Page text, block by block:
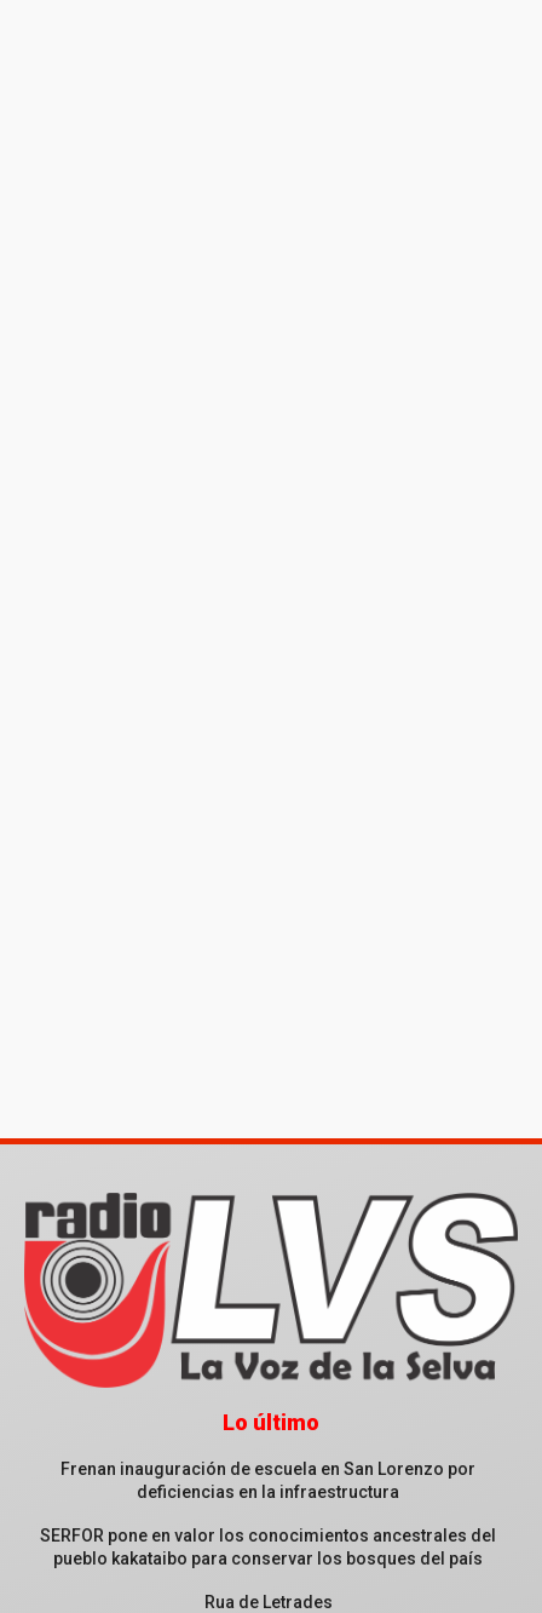
Lo último
Frenan inauguración de escuela en San Lorenzo por
deficiencias en la infraestructura
SERFOR pone en valor los conocimientos ancestrales del
pueblo kakataibo para conservar los bosques del país
Rua de Letrades